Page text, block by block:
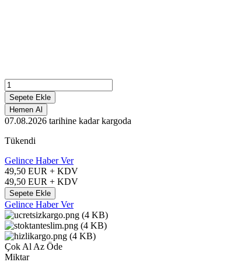
Sepete Ekle
Hemen Al
07.08.2026 tarihine kadar kargoda
Tükendi
Gelince Haber Ver
49,50 EUR + KDV
49,50 EUR + KDV
Sepete Ekle
Gelince Haber Ver
Çok Al Az Öde
Miktar